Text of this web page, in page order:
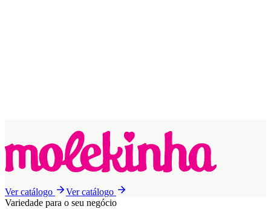
Ver catálogo
Ver catálogo
Variedade para o seu negócio